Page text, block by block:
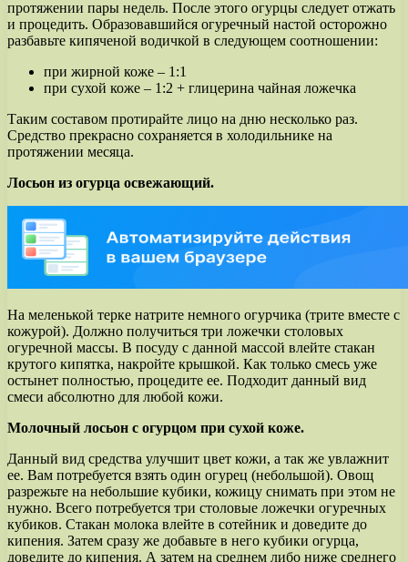
протяжении пары недель. После этого огурцы следует отжать
и процедить. Образовавшийся огуречный настой осторожно
разбавьте кипяченой водичкой в следующем соотношении:
при жирной коже – 1:1
при сухой коже – 1:2 + глицерина чайная ложечка
Таким составом протирайте лицо на дню несколько раз.
Средство прекрасно сохраняется в холодильнике на
протяжении месяца.
Лосьон из огурца освежающий.
На меленькой терке натрите немного огурчика (трите вместе с
кожурой). Должно получиться три ложечки столовых
огуречной массы. В посуду с данной массой влейте стакан
крутого кипятка, накройте крышкой. Как только смесь уже
остынет полностью, процедите ее. Подходит данный вид
смеси абсолютно для любой кожи.
Молочный лосьон с огурцом при сухой коже.
Данный вид средства улучшит цвет кожи, а так же увлажнит
ее. Вам потребуется взять один огурец (небольшой). Овощ
разрежьте на небольшие кубики, кожицу снимать при этом не
нужно. Всего потребуется три столовые ложечки огуречных
кубиков. Стакан молока влейте в сотейник и доведите до
кипения. Затем сразу же добавьте в него кубики огурца,
доведите до кипения. А затем на среднем либо ниже среднего